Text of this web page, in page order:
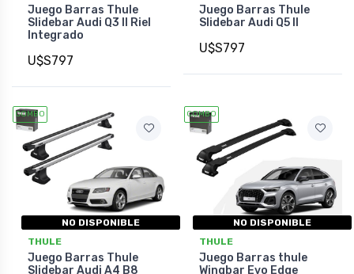
Juego Barras Thule
Slidebar Audi Q3 II Riel
Integrado
U$S797
Juego Barras Thule
Slidebar Audi Q5 II
U$S797
COMBO
NO DISPONIBLE
THULE
Juego Barras Thule
Slidebar Audi A4 B8
COMBO
NO DISPONIBLE
THULE
Juego Barras thule
Wingbar Evo Edge